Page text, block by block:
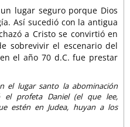
lugar seguro porque Dios
Así sucedió con la antigua
a Cristo se convirtió en
sobrevivir el escenario del
el año 70 d.C. fue prestar
el lugar santo la abominación
el profeta Daniel (el que lee,
estén en Judea, huyan a los